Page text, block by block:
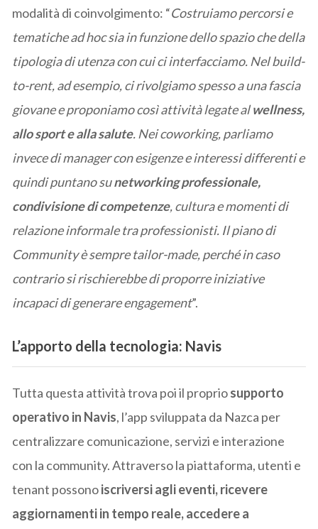
modalità di coinvolgimento: “Costruiamo percorsi e
tematiche ad hoc sia in funzione dello spazio che della
tipologia di utenza con cui ci interfacciamo. Nel build-
to-rent, ad esempio, ci rivolgiamo spesso a una fascia
giovane e proponiamo così attività legate alwellness,
allo sport e alla salute. Nei coworking, parliamo
invece di manager con esigenze e interessi differenti e
quindi puntano sunetworking professionale,
condivisione di competenze, cultura e momenti di
relazione informale tra professionisti. Il piano di
Community è sempre tailor-made, perché in caso
contrario si rischierebbe di proporre iniziative
incapaci di generare engagement”.
L’apporto della tecnologia: Navis
Tutta questa attività trova poi il propriosupporto
operativo in Navis, l’app sviluppata da Nazca per
centralizzare comunicazione, servizi e interazione
con la community. Attraverso la piattaforma, utenti e
tenant possonoiscriversi agli eventi, ricevere
aggiornamenti in tempo reale, accedere a